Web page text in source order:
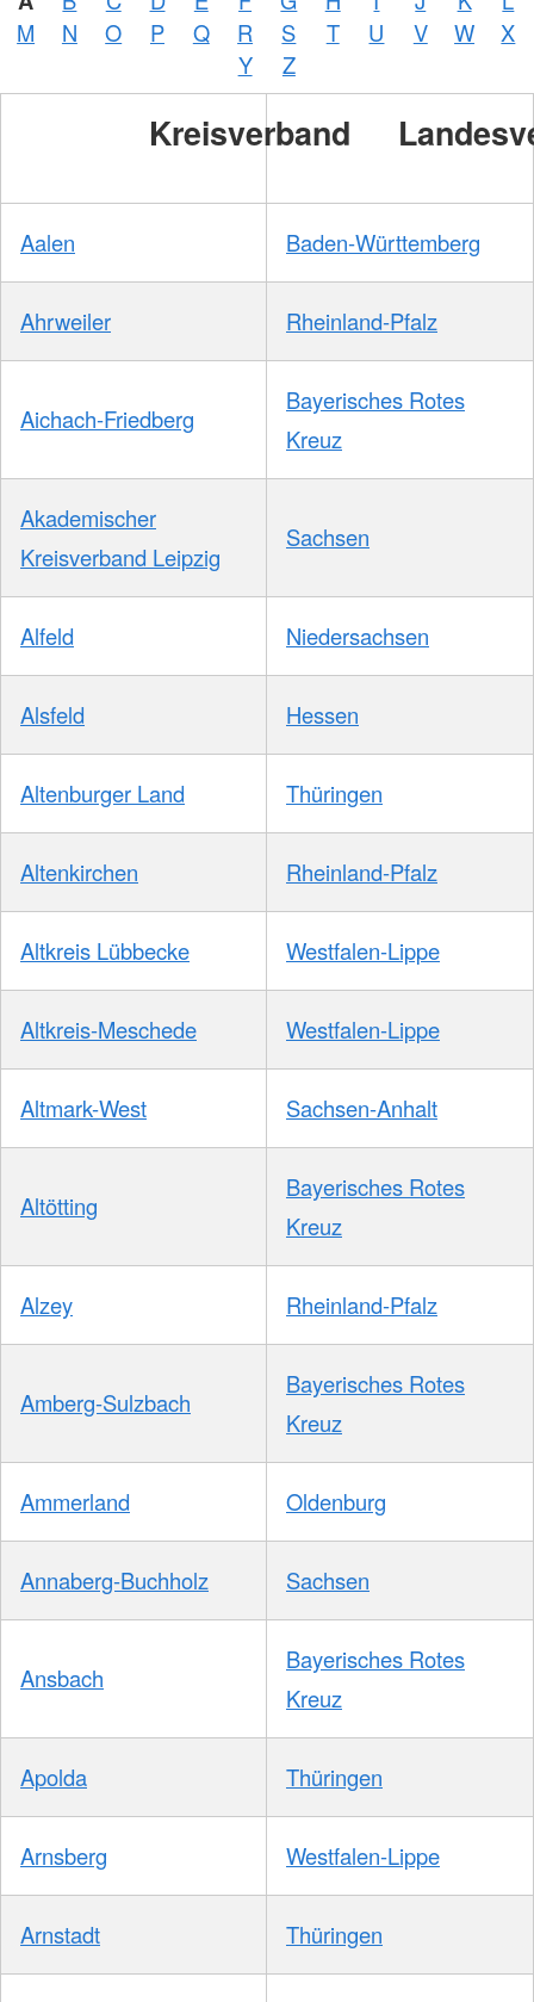
M
N O P Q R S T U V W
X
Y
Z
Kreisverband
Aalen Baden-Württemberg
Ahrweiler Rheinland-Pfalz
Aichach-Friedberg
Bayerisches Rotes
Kreuz
Akademischer
Kreisverband Leipzig
Sachsen
Alfeld Niedersachsen
Alsfeld Hessen
Altenburger Land Thüringen
Altenkirchen Rheinland-Pfalz
Altkreis Lübbecke Westfalen-Lippe
Altkreis-Meschede Westfalen-Lippe
Altmark-West Sachsen-Anhalt
Altötting
Bayerisches Rotes
Kreuz
Alzey Rheinland-Pfalz
Amberg-Sulzbach
Bayerisches Rotes
Kreuz
Ammerland Oldenburg
Annaberg-Buchholz Sachsen
Ansbach
Bayerisches Rotes
Kreuz
Apolda Thüringen
Arnsberg Westfalen-Lippe
Arnstadt Thüringen